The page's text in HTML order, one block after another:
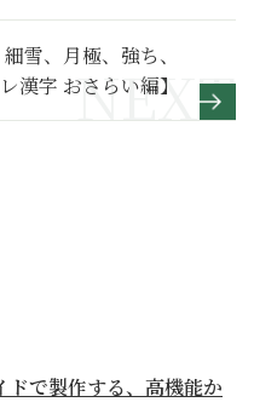
雪、月極、強ち、
漢字 おさらい編】
ドで製作する、高機能か